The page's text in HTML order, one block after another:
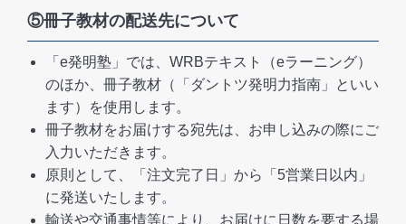
⑤冊子教材の配送先について
「e発明塾」では、WRBテキスト（eラーニング）
のほか、冊子教材（「ダントツ発明力指南」といい
ます）を使用します。
冊子教材をお届けする宛先は、お申し込みの際にご
入力いただきます。
原則として、「注文完了日」から「5営業日以内」
に発送いたします。
輸送や交通事情等により、お届けに日数を要する場